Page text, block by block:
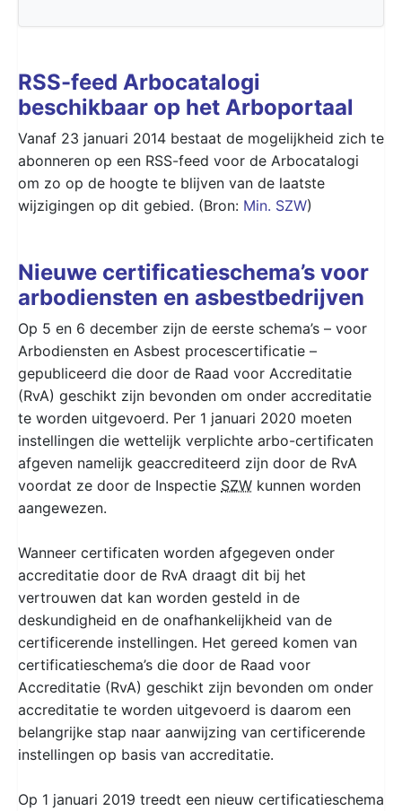
RSS-feed Arbocatalogi
beschikbaar op het Arboportaal
Vanaf 23 januari 2014 bestaat de mogelijkheid zich te
abonneren op een RSS-feed voor de Arbocatalogi
om zo op de hoogte te blijven van de laatste
wijzigingen op dit gebied. (Bron: Min. SZW)
Nieuwe certificatieschema’s voor
arbodiensten en asbestbedrijven
Op 5 en 6 december zijn de eerste schema’s – voor
Arbodiensten en Asbest procescertificatie –
gepubliceerd die door de Raad voor Accreditatie
(RvA) geschikt zijn bevonden om onder accreditatie
te worden uitgevoerd. Per 1 januari 2020 moeten
instellingen die wettelijk verplichte arbo-certificaten
afgeven namelijk geaccrediteerd zijn door de RvA
voordat ze door de Inspectie SZW kunnen worden
aangewezen.
Wanneer certificaten worden afgegeven onder
accreditatie door de RvA draagt dit bij het
vertrouwen dat kan worden gesteld in de
deskundigheid en de onafhankelijkheid van de
certificerende instellingen. Het gereed komen van
certificatieschema’s die door de Raad voor
Accreditatie (RvA) geschikt zijn bevonden om onder
accreditatie te worden uitgevoerd is daarom een
belangrijke stap naar aanwijzing van certificerende
instellingen op basis van accreditatie.
Op 1 januari 2019 treedt een nieuw certificatieschema